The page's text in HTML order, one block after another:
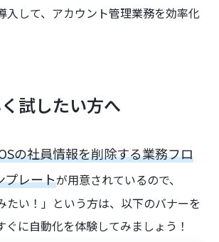
入して、アカウント管理業務を効率化
試したい方へ
の社員情報を削除する業務フロ
プレートが用意されているので、
たい！」という方は、以下のバナーを
ぐに自動化を体験してみましょう！